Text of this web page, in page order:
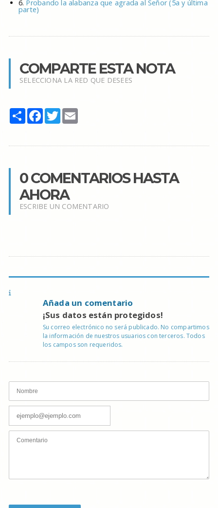
6. Probando la alabanza que agrada al Señor (5a y última
parte)
COMPARTE ESTA NOTA
SELECCIONA LA RED QUE DESEES
Share Facebook
TwitterEmail
0 COMENTARIOS HASTA
AHORA
ESCRIBE UN COMENTARIO
Añada un comentario
¡Sus datos están protegidos!
Su correo electrónico no será publicado. No compartimos
la información de nuestros usuarios con terceros. Todos
los campos son requeridos.